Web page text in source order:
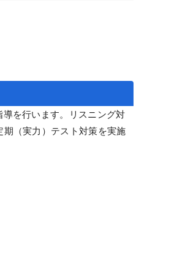
を行います。リスニング対
（実力）テスト対策を実施